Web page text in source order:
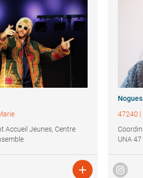
Accueil Jeunes, Centre

Nogues
47240 |
UNA 47